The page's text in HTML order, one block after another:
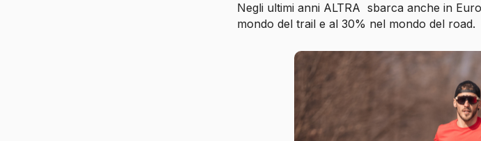
Negli ultimi anni ALTRA sbarca anche in
mondo del trail e al 30% nel mondo del road.